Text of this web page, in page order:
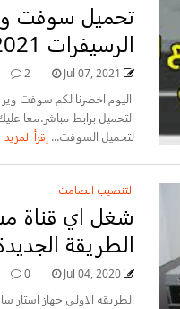
تحميل سوفت
الرسيفرات 2021
2 Jul 07, 2021
اليوم اخضرنا لكم سوفت
التحميل برابط مباشر.معا
لتحميل السوفت... إقرأ المزيد
التنصيب الصامت
شغل اي قناة
الطريقة الجديدة
0 Jul 04, 2020